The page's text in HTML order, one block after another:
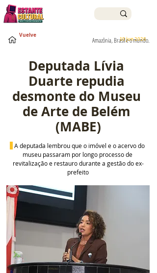
10 jun 2026
Amazônia, Brasil e o mundo.
Vuelve
Deputada Lívia
Duarte repudia
desmonte do Museu
de Arte de Belém
(MABE)
A deputada lembrou que o imóvel e o acervo do
museu passaram por longo processo de
revitalização e restauro durante a gestão do ex-
prefeito